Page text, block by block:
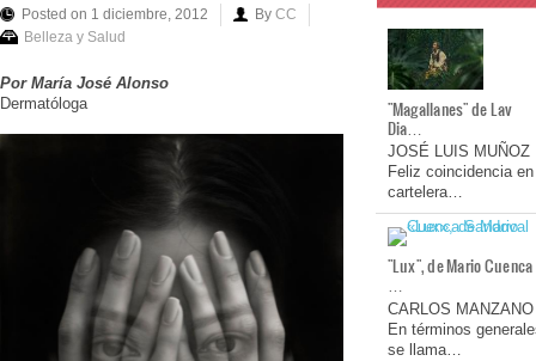
Posted on 1 diciembre, 2012 By CC
Belleza y Salud
Por María José Alonso
Dermatóloga
"Magallanes" de Lav
Dia…
JOSÉ LUIS MUÑOZ
Feliz coincidencia en
cartelera…
"Lux", de Mario Cuenca
…
CARLOS MANZANO
En términos
se llama…